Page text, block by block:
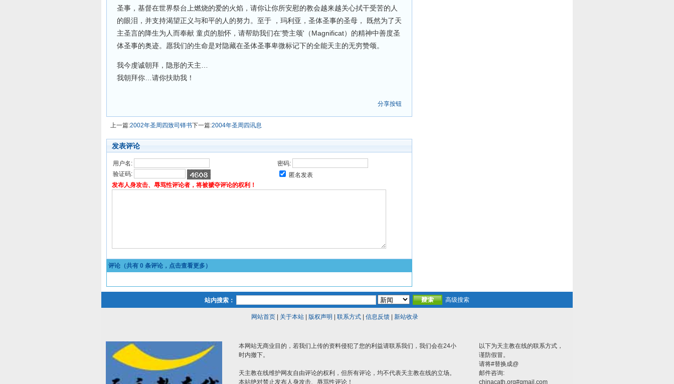
圣事，基督在世界祭台上燃烧的爱的火焰，请你让你所安慰的教会越来越关心拭干受苦的人
的眼泪，并支持渴望正义与和平的人的努力。至于 ，玛利亚，圣体圣事的圣母， 既然为了天
主圣言的降生为人而奉献 童贞的胎怀，请帮助我们在'赞主颂'（Magnificat）的精神中善度圣
体圣事的奥迹。愿我们的生命是对隐藏在圣体圣事卑微标记下的全能天主的无穷赞颂。
我今虔诚朝拜，隐形的天主…
我朝拜你…请你扶助我！
分享按钮
上一篇:2002年圣周四致司铎书下一篇:2004年圣周四讯息
发表评论
用户名:
密码:
验证码:
匿名发表
发布人身攻击、辱骂性评论者，将被褫夺评论的权利！
评论（共有 0 条评论，点击查看更多）
站内搜索： 高级搜索
网站首页| 关于本站| 版权声明 联系方式| 信息反馈| 新站收录
本网站无商业目的，若我们上传的资料侵犯了您的利益请联系我们，我们会在24小
时内撤下。
天主教在线维护网友自由评论的权利，但所有评论，均不代表天主教在线的立场。
本站绝对禁止发布人身攻击、辱骂性评论！
以下为天主教在线的联系方式，
谨防假冒。
请将#替换成@
邮件咨询:
chinacath.org#gmail.com